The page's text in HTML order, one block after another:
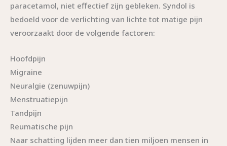
paracetamol, niet effectief zijn gebleken. Syndol is
bedoeld voor de verlichting van lichte tot matige pijn
veroorzaakt door de volgende factoren:
Hoofdpijn
Migraine
Neuralgie (zenuwpijn)
Menstruatiepijn
Tandpijn
Reumatische pijn
Naar schatting lijden meer dan tien miljoen mensen in